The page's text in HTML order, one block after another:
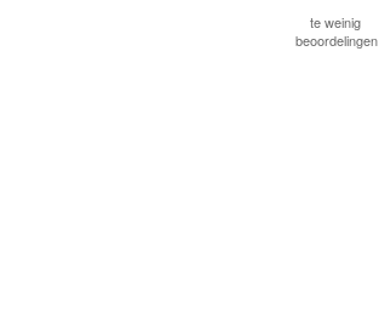
te weinig
beoordelingen